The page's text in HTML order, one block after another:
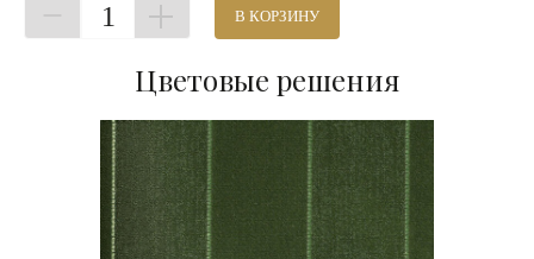
1 В КОРЗИНУ
Цветовые решения